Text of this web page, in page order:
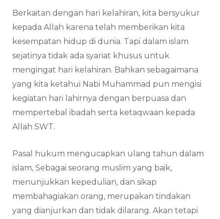
Berkaitan dengan hari kelahiran, kita bersyukur
kepada Allah karena telah memberikan kita
kesempatan hidup di dunia. Tapi dalam islam
sejatinya tidak ada syariat khusus untuk
mengingat hari kelahiran. Bahkan sebagaimana
yang kita ketahui Nabi Muhammad pun mengisi
kegiatan hari lahirnya dengan berpuasa dan
mempertebal ibadah serta ketaqwaan kepada
Allah SWT.
Pasal hukum mengucapkan ulang tahun dalam
islam, Sebagai seorang muslim yang baik,
menunjukkan kepedulian, dan sikap
membahagiakan orang, merupakan tindakan
yang dianjurkan dan tidak dilarang. Akan tetapi